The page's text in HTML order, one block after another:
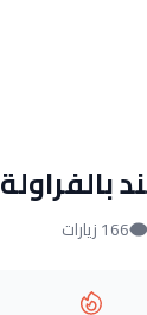
بالفراولة
166 زيارات